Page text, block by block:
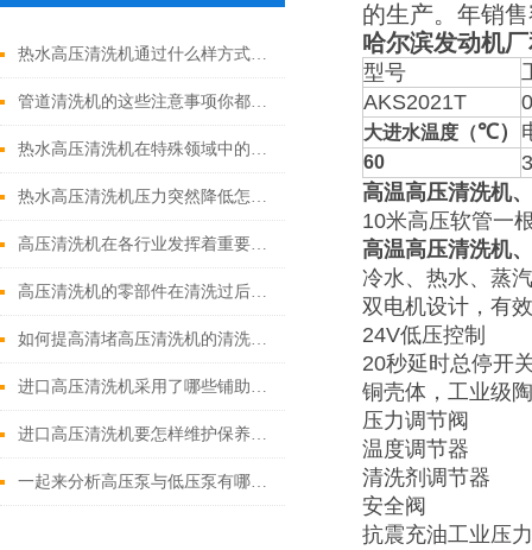
热水高压清洗机通过什么样方式来实现增压呢
管道清洗机的这些注意事项你都落实到位了吗
热水高压清洗机在特殊领域中的应用
热水高压清洗机压力突然降低怎么回事
高压清洗机在各行业发挥着重要的作用
高压清洗机的零部件在清洗过后还需要注意什么
如何提高清堵高压清洗机的清洗效果？
进口高压清洗机采用了哪些铺助系统
进口高压清洗机要怎样维护保养才算合理呢
一起来分析高压泵与低压泵有哪些不同表现
的生产。年销
哈尔滨发动机
型号
AKS2021T
大进水温度（℃）
60
高温高压清洗机
10米高压软管一
高温高压清洗机
冷水、热水、蒸
双电机设计，有
24V低压控制
20秒延时总停开
铜壳体，工业级
压力调节阀
温度调节器
清洗剂调节器
安全阀
抗震充油工业压